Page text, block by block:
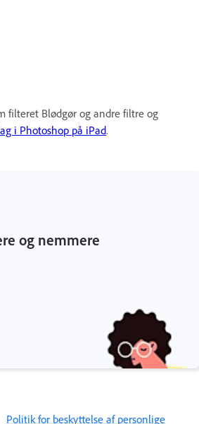
filteret Blødgør og andre filtre og
i Photoshop på iPad.
og nemmere
Politik for beskyttelse af personlige